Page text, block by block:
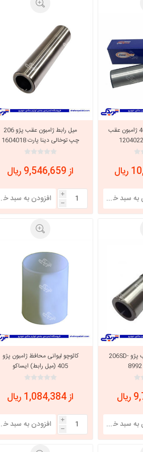
میل رابط توپر پژو 405 ژامبون عقب
میل رابط ژامبون عقب پژو 206
چپ توخالی دینا پارت 1604018
از 9,546,659 ریال
i
h
میل رابط ژامبون عقب پژو 206SD-
کائوچو لیوانی محافظ ژامبون پژو
405 (میل رابط) ایساکو
301400899
از 1,084,384 ریال
i
h